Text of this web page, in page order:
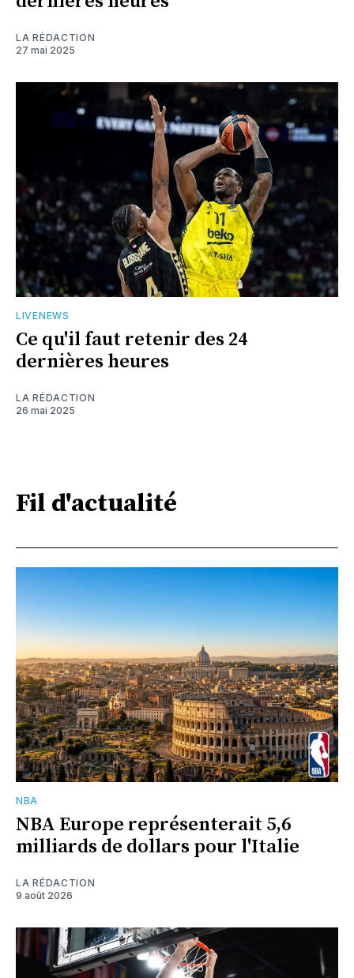
LA RÉDACTION
27 mai 2025
LIVENEWS
Ce qu'il faut retenir des 24
dernières heures
LA RÉDACTION
26 mai 2025
Fil d'actualité
NBA
NBA Europe représenterait 5,6
milliards de dollars pour l'Italie
LA RÉDACTION
9 août 2026